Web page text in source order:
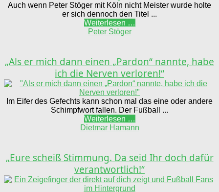
Auch wenn Peter Stöger mit Köln nicht Meister wurde holte
er sich dennoch den Titel ...
Weiterlesen …
Peter Stöger
„Als er mich dann einen „Pardon“ nannte, habe
ich die Nerven verloren!“
Im Eifer des Gefechts kann schon mal das eine oder andere
Schimpfwort fallen. Der Fußball ...
Weiterlesen …
Dietmar Hamann
„Eure scheiß Stimmung. Da seid Ihr doch dafür
verantwortlich!“